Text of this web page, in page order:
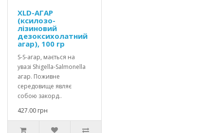
XLD-АГАР
(ксилозо-
лізиновий
дезоксихолатний
агар), 100 гр
S-S-агар, мається на
увазі Shigella-Salmonella
агар. Поживне
середовище являє
собою закорд..
427.00 грн